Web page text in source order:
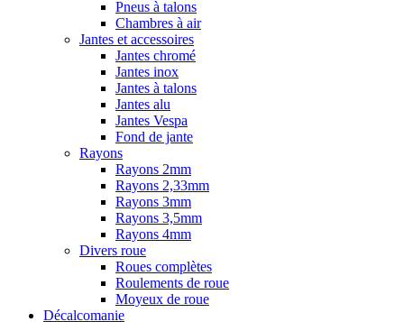
Pneus à talons
Chambres à air
Jantes et accessoires
Jantes chromé
Jantes inox
Jantes à talons
Jantes alu
Jantes Vespa
Fond de jante
Rayons
Rayons 2mm
Rayons 2,33mm
Rayons 3mm
Rayons 3,5mm
Rayons 4mm
Divers roue
Roues complètes
Roulements de roue
Moyeux de roue
Décalcomanie